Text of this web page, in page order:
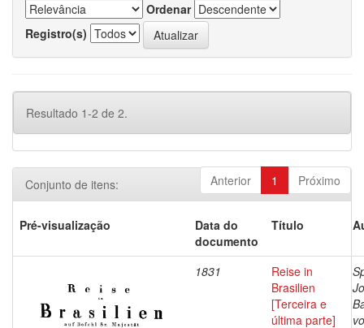
Ordenar
Registro(s)
Resultado 1-2 de 2.
Anterior 1 Próximo
Conjunto de itens:
Pré-visualização
Data do
documento
Título
1831
Reise in
Brasilien
[Terceira e
última parte]